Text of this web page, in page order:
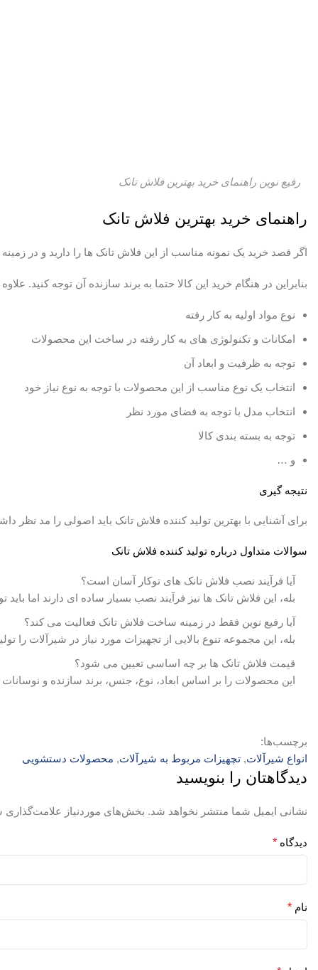
رفیع نوین راهنمای خرید بهترین فلاش تانک
راهنمای خرید بهترین فلاش تانک
اگر قصد خرید یک نمونه مناسب از این فلاش تانک ها را دارید و در
بنابراین در هنگام خرید این کالا حتما به برند سازنده آن توجه کنید.
نوع مواد اولیه به کار رفته
امکانات و تکنولوژی های به کار رفته در ساخت این محصولات
توجه به ظرفیت و ابعاد آن
انتخاب یک نوع مناسب از این محصولات با توجه به نوع نیاز خود
انتخاب مدل با توجه به فضای مورد نظر
توجه به بسته بندی کالا
و …
نتیجه گیری
برای آشنایی با بهترین تولید کننده فلاش تانک باید اصولی را مد نظر
سوالات متداول درباره تولید کننده فلاش تانک
آیا فرآیند نصب فلاش تانک های توکار آسان است؟
بله، این فلاش تانک ها نیز فرآیند نصب بسیار ساده ای دارند اما
آیا رفیع نوین فقط در زمینه ساخت فلاش تانک فعالیت می کند؟
بله، این مجموعه تنوع بالایی از تجهیزات مورد نیاز در شیرآلات
قیمت فلاش تانک ها بر چه اساسی تعیین می شود؟
این محصولات را بر اساس ابعاد، نوع، جنس، برند سازنده و
برچسب‌ها:
انواع شیرآلات, تچهیزات مربوط به شیرآلات, محصولات دستشویی
دیدگاهتان را بنویسید
نشانی ایمیل شما منتشر نخواهد شد. بخش‌های موردنیاز علامت‌گذاری
دیدگاه *
نام *